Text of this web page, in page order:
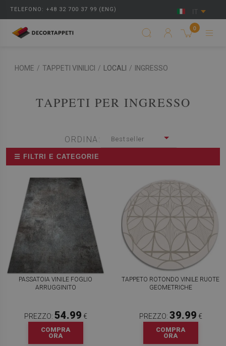
TELEFONO: +48 32 700 37 99 (ENG)
0
HOME / TAPPETI VINILICI / LOCALI / INGRESSO
TAPPETI PER INGRESSO
ORDINA: Bestseller
☰ FILTRI E CATEGORIE
PASSATOIA VINILE FOGLIO
ARRUGGINITO
PREZZO: 54.99 €
COMPRA
ORA
TAPPETO ROTONDO VINILE RUOTE
GEOMETRICHE
PREZZO: 39.99 €
COMPRA
ORA